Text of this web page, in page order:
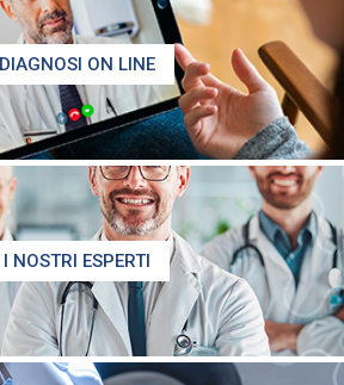
DIAGNOSI ON LINE
I NOSTRI ESPERTI